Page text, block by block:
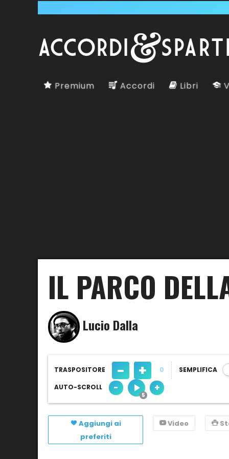
Premium Accordi Libri
IL PARCO
Lucio Dalla
TRASPOSITORE - + 0
SEMPLIFICA
AUTO-SCROLL
- +
Aggiungi ai
preferiti
Video